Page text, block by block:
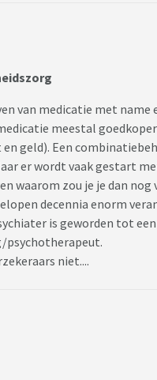
van medicatie met name
meestal
geld). Een
er wordt vaak gestart
waarom zou je je dan nog
decennia enorm
is geworden tot
psychotherapeut.
niet....